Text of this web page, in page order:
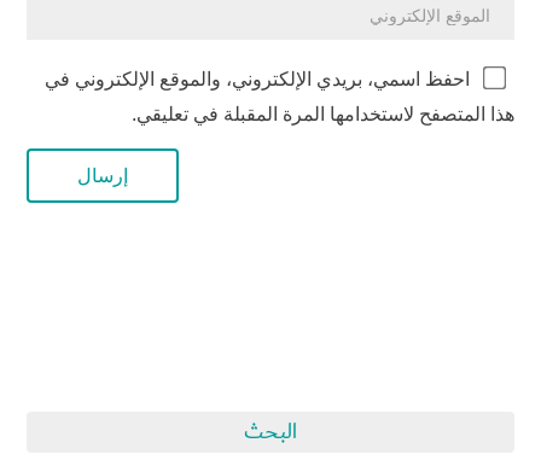
احفظ اسمي، بريدي الإلكتروني، والموقع الإلكتروني في
هذا المتصفح لاستخدامها المرة المقبلة في تعليقي.
البحث